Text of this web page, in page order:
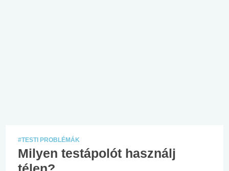
#TESTI PROBLÉMÁK
Milyen testápolót használj